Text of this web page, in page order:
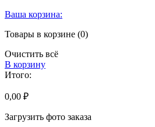
Ваша корзина:
Товары в корзине (0)
Очистить всё
В корзину
Итого:
0,00 ₽
Загрузить фото заказа